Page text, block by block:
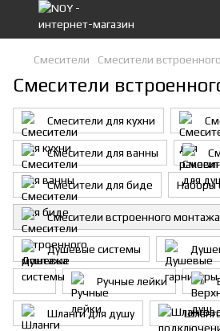
Смесители Смесители
Смесители
Смесители для кухни
Смесители для ванны
Смесители для биде Наборы
Смесители встроенного монтажа
Душевые системы
Ручные лейки
Шланги для душу